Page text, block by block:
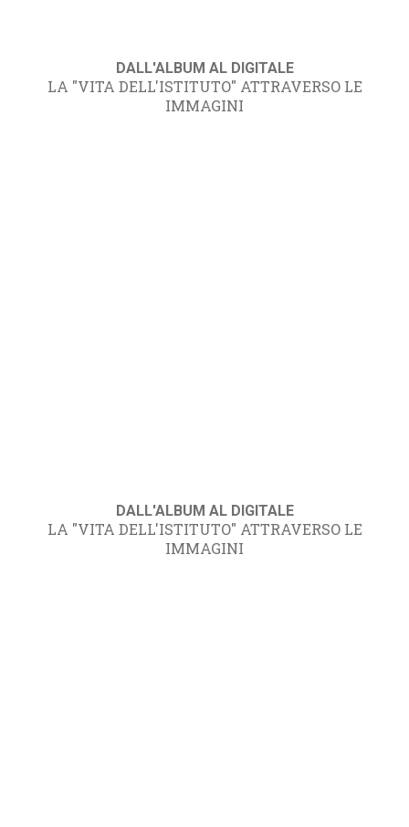
DALL'ALBUM AL DIGITALE
LA "VITA DELL'ISTITUTO" ATTRAVERSO LE
IMMAGINI
DALL'ALBUM AL DIGITALE
LA "VITA DELL'ISTITUTO" ATTRAVERSO LE
IMMAGINI